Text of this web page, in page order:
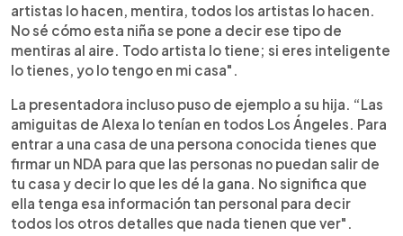
artistas lo hacen, mentira, todos los artistas lo hacen.
No sé cómo esta niña se pone a decir ese tipo de
mentiras al aire. Todo artista lo tiene; si eres inteligente
lo tienes, yo lo tengo en mi casa".
La presentadora incluso puso de ejemplo a su hija. “Las
amiguitas de Alexa lo tenían en todos Los Ángeles. Para
entrar a una casa de una persona conocida tienes que
firmar un NDA para que las personas no puedan salir de
tu casa y decir lo que les dé la gana. No significa que
ella tenga esa información tan personal para decir
todos los otros detalles que nada tienen que ver".